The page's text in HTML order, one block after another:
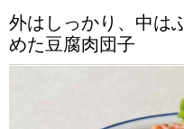
外はしっかり、中は
めた豆腐肉団子